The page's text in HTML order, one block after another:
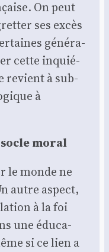
On peut
ses excès
géné­ra­
cette inquié­
revient à sub­
à
moral
le monde ne
autre aspect,
à la foi
une édu­ca­
si ce lien a